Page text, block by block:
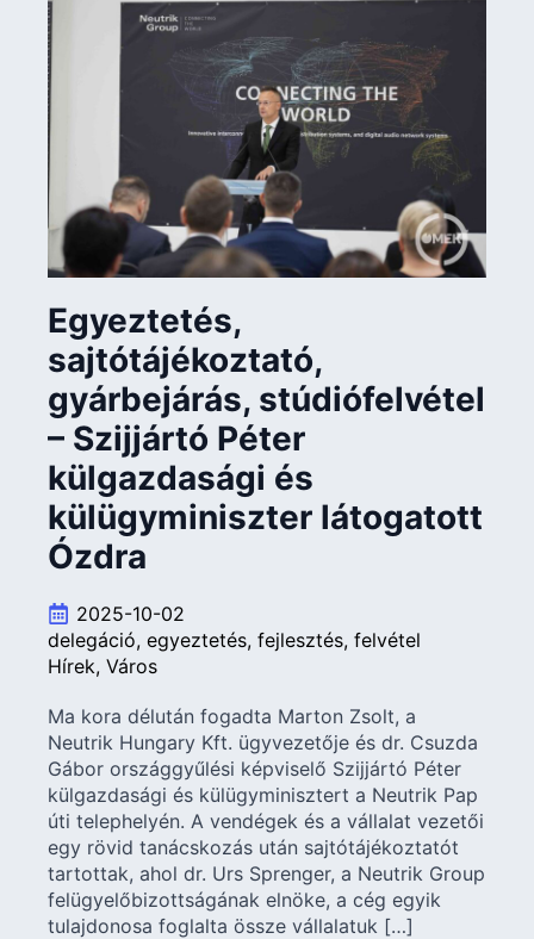
Egyeztetés,
sajtótájékoztató,
gyárbejárás, stúdiófelvétel
– Szijjártó Péter
külgazdasági és
külügyminiszter látogatott
Ózdra
2025-10-02
delegáció egyeztetés fejlesztés felvétel
Hírek Város
Ma kora délután fogadta Marton Zsolt, a
Neutrik Hungary Kft. ügyvezetője és dr. Csuzda
Gábor országgyűlési képviselő Szijjártó Péter
külgazdasági és külügyminisztert a Neutrik Pap
úti telephelyén. A vendégek és a vállalat vezetői
egy rövid tanácskozás után sajtótájékoztatót
tartottak, ahol dr. Urs Sprenger, a Neutrik Group
felügyelőbizottságának elnöke, a cég egyik
tulajdonosa foglalta össze vállalatuk […]